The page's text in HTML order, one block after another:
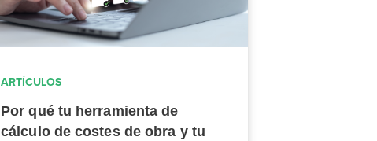
ARTÍCULOS
Por qué tu herramienta de
cálculo de costes de obra y tu